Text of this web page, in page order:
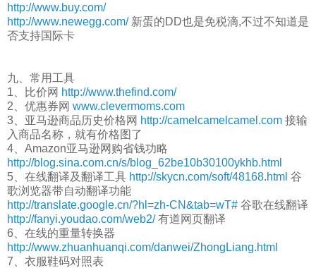
http://www.buy.com/
http://www.newegg.com/新蛋的DD也是免税滴,不过不知道是
否支持国际卡
九、常用工具
1、比价网 http://www.thefind.com/
2、优惠券网 www.clevermoms.com
3、亚马逊商品历史价格网 http://camelcamelcamel.com 接输
入商品名称，就有价格图了
4、Amazon亚马逊网购省钱功略
http://blog.sina.com.cn/s/blog_62be10b30100ykhb.html
5、在线翻译及翻译工具 http://skycn.com/soft/48168.html 谷
歌浏览器带自动翻译功能
http://translate.google.cn/?hl=zh-CN&tab=wT# 谷歌在线翻译
http://fanyi.youdao.com/web2/有道网页翻译
6、在线的重量转换器
http://www.zhuanhuanqi.com/danwei/ZhongLiang.html
7、衣服鞋码对照表